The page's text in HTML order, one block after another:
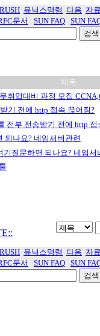
유닉스명령 다음 자
문서 SUN FAQ SUN
제목
취업대비 과정 모집
기 전에 http 접속 끊어짐?
전부 전송받기 전에 http 접
되나요? 네임서버관련
기질문하면 되나요? 네임서
유닉스명령 다음 자
문서 SUN FAQ SUN